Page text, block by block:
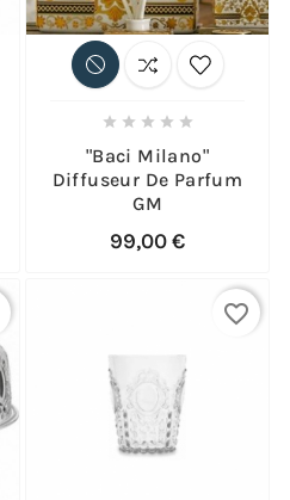
    
"Baci Milano"
Diffuseur De Parfum
GM
99,00 €
favorite_border